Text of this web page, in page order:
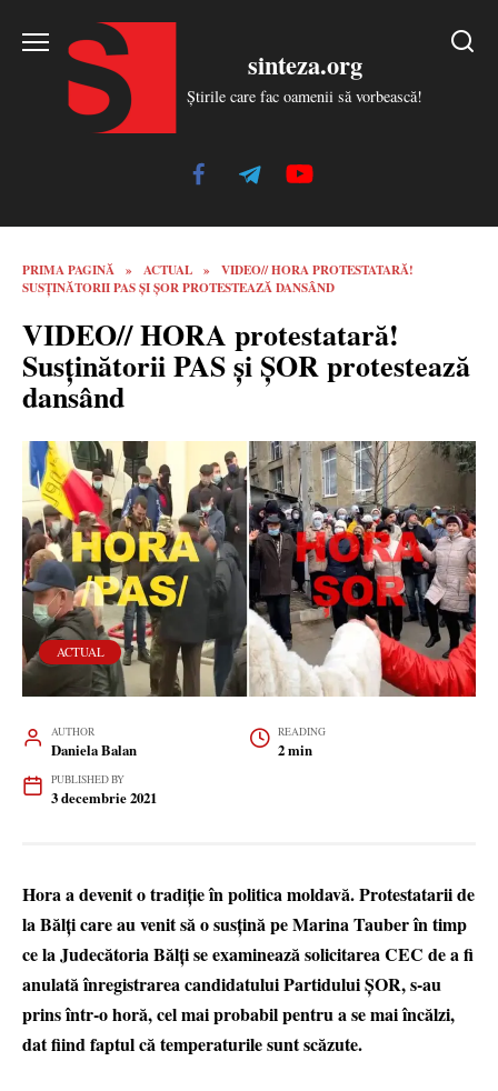
sinteza.org
Știrile care fac oamenii să vorbească!
PRIMA PAGINĂ » ACTUAL »
VIDEO// HORA PROTESTATARĂ!
SUSȚINĂTORII PAS ȘI ȘOR PROTESTEAZĂ DANSÂND
VIDEO// HORA protestatară!
Susținătorii PAS și ȘOR protestează
dansând
ACTUAL
AUTHOR
Daniela Balan
READING
2 min
PUBLISHED BY
3 decembrie 2021
Hora a devenit o tradiție în politica moldavă. Protestatarii de
la Bălți care au venit să o susțină pe Marina Tauber în timp
ce la Judecătoria Bălți se examinează solicitarea CEC de a fi
anulată înregistrarea candidatului Partidului ȘOR, s-au
prins într-o horă, cel mai probabil pentru a se mai încălzi,
dat fiind faptul că temperaturile sunt scăzute.